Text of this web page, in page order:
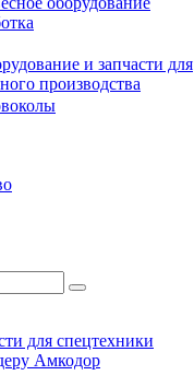
и запчасти для
производства
для спецтехники
Амкодор